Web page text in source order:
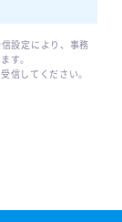
設定により、事務
す。
信してください。